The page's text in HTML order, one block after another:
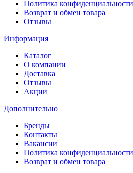
Политика конфиденциальности
Возврат и обмен товара
Отзывы
Информация
Каталог
О компании
Доставка
Отзывы
Акции
Дополнительно
Бренды
Контакты
Вакансии
Политика конфиденциальности
Возврат и обмен товара